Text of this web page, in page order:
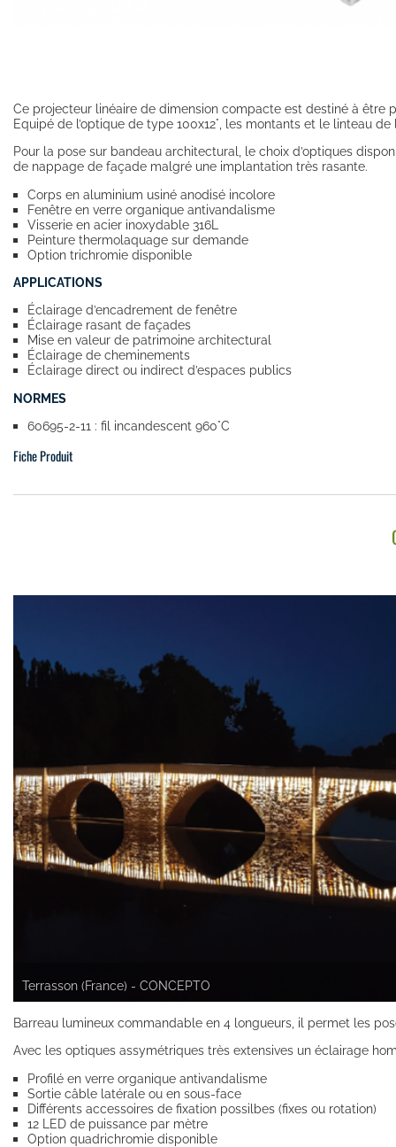
Ce projecteur linéaire de dimension compacte est destiné à être
Equipé de l’optique de type 100x12°, les montants et le linteau
Pour la pose sur bandeau architectural, le choix d’optiques
de nappage de façade malgré une implantation très rasante.
Corps en aluminium usiné anodisé incolore
Fenêtre en verre organique antivandalisme
Visserie en acier inoxydable 316L
Peinture thermolaquage sur demande
Option trichromie disponible
APPLICATIONS
Éclairage d’encadrement de fenêtre
Éclairage rasant de façades
Mise en valeur de patrimoine architectural
Éclairage de cheminements
Éclairage direct ou indirect d’espaces publics
NORMES
60695-2-11 : fil incandescent 960°C
Fiche Produit
Terrasson (France) - CONCEPTO
Barreau lumineux commandable en 4 longueurs, il permet les
Avec les optiques assymétriques très extensives un éclairage
Profilé en verre organique antivandalisme
Sortie câble latérale ou en sous-face
Différents accessoires de fixation possilbes (fixes ou rotation)
12 LED de puissance par mètre
Option quadrichromie disponible